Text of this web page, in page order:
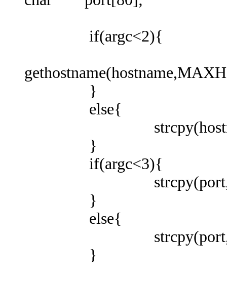
if(argc<2){
}
else{
}
if(argc<3){
}
else{
}